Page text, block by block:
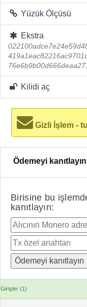
Yüzük Ölçüsü
Ekstra
Kilidi aç
Gizli İşlem -
Ödemeyi kanıtlayın
Birisine bu
kanıtlayın:
Girişler (1)